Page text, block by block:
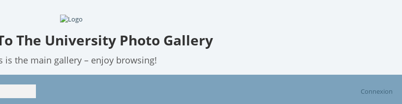
The University Photo Gallery
is the main gallery – enjoy browsing!
Connexion